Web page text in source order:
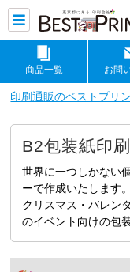
商品一覧 お問
印刷通販のベストプリ
B2包装紙印
世界に一つしかない
ーで作成いたします。
クリスマス・バレン
のイベント向けの包